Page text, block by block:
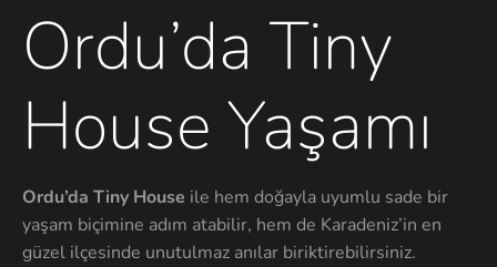
Ordu’da Tiny
House Yaşamı
Ordu’da Tiny House ile hem doğayla uyumlu sade bir
yaşam biçimine adım atabilir, hem de Karadeniz’in en
güzel ilçesinde unutulmaz anılar biriktirebilirsiniz.